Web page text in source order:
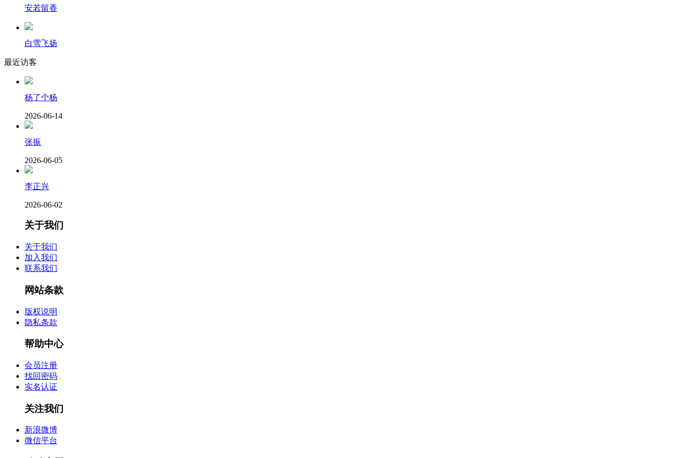
安若留香
白雪飞扬
最近访客
杨了个杨
2026-06-14
张振
2026-06-05
李正兴
2026-06-02
关于我们
关于我们
加入我们
联系我们
网站条款
版权说明
隐私条款
帮助中心
会员注册
找回密码
实名认证
关注我们
新浪微博
微信平台